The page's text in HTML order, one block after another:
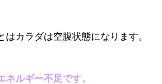
はカラダは空腹状態になります。
ルギー不足です。